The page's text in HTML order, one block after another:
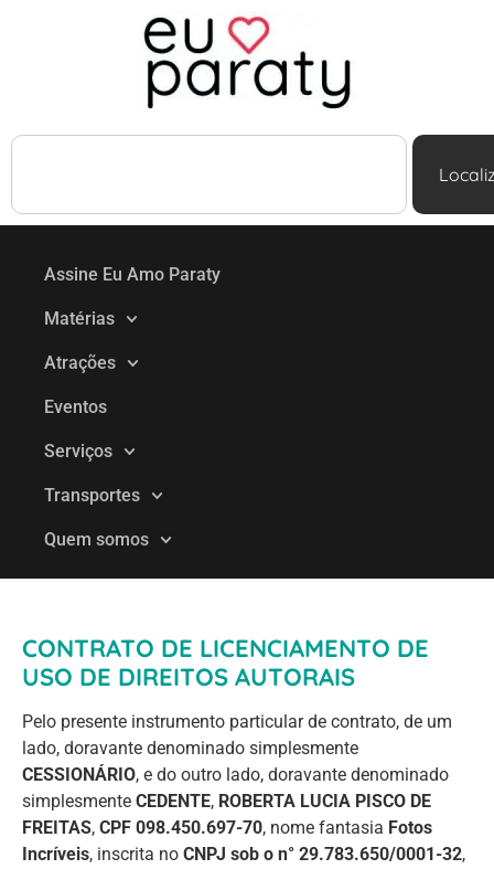
Assine Eu Amo Paraty
Matérias
Atrações
Eventos
Serviços
Transportes
Quem somos
CONTRATO DE LICENCIAMENTO DE
USO DE DIREITOS AUTORAIS
Pelo presente instrumento particular de contrato, de um
lado, doravante denominado simplesmente
CESSIONÁRIO, e do outro lado, doravante denominado
simplesmente CEDENTE, ROBERTA LUCIA PISCO DE
FREITAS, CPF 098.450.697-70, nome fantasia Fotos
Incríveis, inscrita no CNPJ sob o n° 29.783.650/0001-32,